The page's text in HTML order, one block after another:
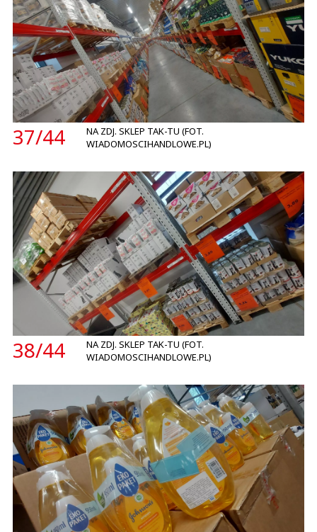
37/44
NA ZDJ. SKLEP TAK-TU (FOT.
WIADOMOSCIHANDLOWE.PL)
38/44
NA ZDJ. SKLEP TAK-TU (FOT.
WIADOMOSCIHANDLOWE.PL)